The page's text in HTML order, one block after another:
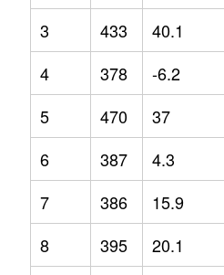
3
433 40.1
4
378 -6.2
5
470 37
6
387 4.3
7
386 15.9
8
395 20.1